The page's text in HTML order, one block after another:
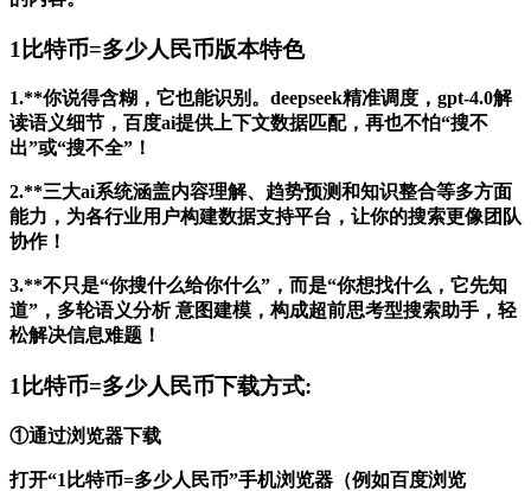
1比特币=多少人民币版本特色
1.**你说得含糊，它也能识别。deepseek精准调度，gpt-4.0解
读语义细节，百度ai提供上下文数据匹配，再也不怕“搜不
出”或“搜不全”！
2.**三大ai系统涵盖内容理解、趋势预测和知识整合等多方面
能力，为各行业用户构建数据支持平台，让你的搜索更像团队
协作！
3.**不只是“你搜什么给你什么”，而是“你想找什么，它先知
道”，多轮语义分析 意图建模，构成超前思考型搜索助手，轻
松解决信息难题！
1比特币=多少人民币下载方式:
①通过浏览器下载
打开“1比特币=多少人民币”手机浏览器（例如百度浏览